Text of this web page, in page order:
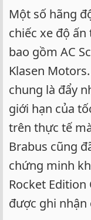
Một số hãng
chiếc xe độ
bao gồm AC
Klasen
chung là đẩy
giới hạn của
trên thực tế
Brabus cũng
chứng minh
Rocket Edition
được ghi nhận